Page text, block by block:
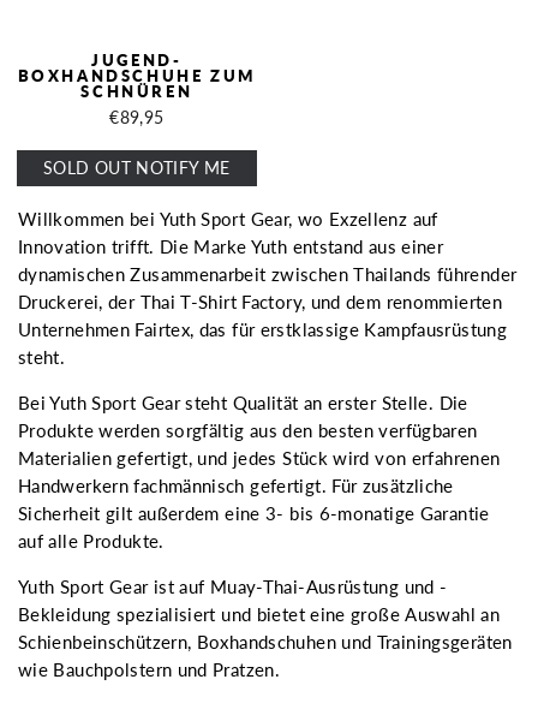
JUGEND-
BOXHANDSCHUHE ZUM
SCHNÜREN
€89,95
SOLD OUT NOTIFY ME
Willkommen bei Yuth Sport Gear, wo Exzellenz auf
Innovation trifft. Die Marke Yuth entstand aus einer
dynamischen Zusammenarbeit zwischen Thailands führender
Druckerei, der Thai T-Shirt Factory, und dem renommierten
Unternehmen Fairtex, das für erstklassige Kampfausrüstung
steht.
Bei Yuth Sport Gear steht Qualität an erster Stelle. Die
Produkte werden sorgfältig aus den besten verfügbaren
Materialien gefertigt, und jedes Stück wird von erfahrenen
Handwerkern fachmännisch gefertigt. Für zusätzliche
Sicherheit gilt außerdem eine 3- bis 6-monatige Garantie
auf alle Produkte.
Yuth Sport Gear ist auf Muay-Thai-Ausrüstung und -
Bekleidung spezialisiert und bietet eine große Auswahl an
Schienbeinschützern, Boxhandschuhen und Trainingsgeräten
wie Bauchpolstern und Pratzen.